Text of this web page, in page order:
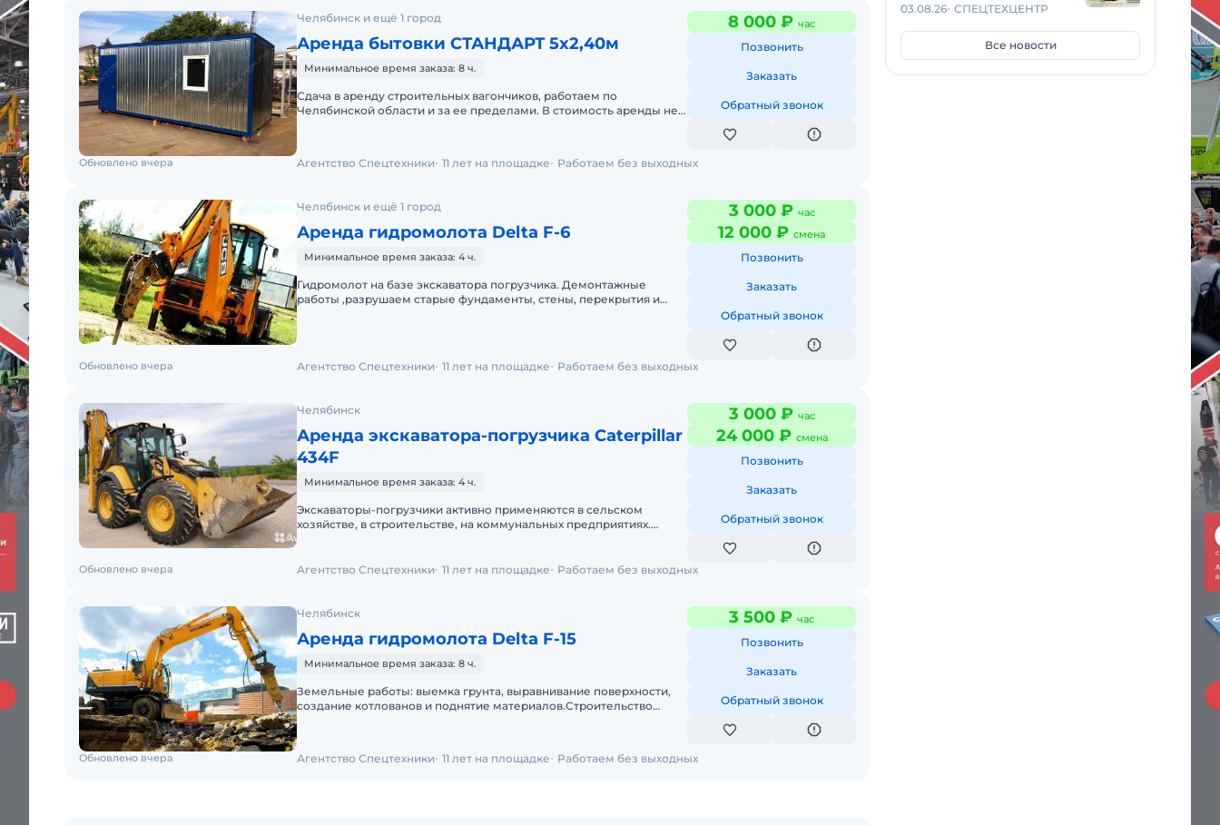
Челябинск и ещё 1 город
Аренда бытовки СТАНДАРТ 5х2,40м
Минимальное время заказа: 8 ч.
Сдача в аренду строительных вагончиков, работаем по
Челябинской области и за ее пределами. В стоимость аренды не
8 000 ₽ час
Позвонить
Заказать
Обратный звонок
Обновлено вчера Агентство Спецтехники 11 лет на площадке Работаем без выходных
Челябинск и ещё 1 город
Аренда гидромолота Delta F-6
Минимальное время заказа: 4 ч.
Гидромолот на базе экскаватора погрузчика. Демонтажные
работы ,разрушаем старые фундаменты, стены, перекрытия и
3 000 ₽ час
12 000 ₽ смена
Позвонить
Заказать
Обратный звонок
Обновлено вчера Агентство Спецтехники 11 лет на площадке Работаем без выходных
Челябинск
Аренда экскаватора-погрузчика Caterpillar
434F
Минимальное время заказа: 4 ч.
Экскаваторы-погрузчики активно применяются в сельском
хозяйстве, в строительстве, на коммунальных предприятиях.
3 000 ₽ час
24 000 ₽ смена
Позвонить
Заказать
Обратный звонок
Обновлено вчера Агентство Спецтехники 11 лет на площадке Работаем без выходных
Челябинск
Аренда гидромолота Delta F-15
Минимальное время заказа: 8 ч.
Земельные работы: выемка грунта, выравнивание поверхности,
создание котлованов и поднятие материалов.Строительство
3 500 ₽ час
Позвонить
Заказать
Обратный звонок
Обновлено вчера Агентство Спецтехники 11 лет на площадке Работаем без выходных
03.08.26 СПЕЦТЕХЦЕНТР
Все новости